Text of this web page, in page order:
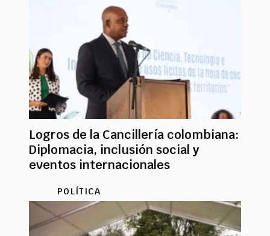
Logros de la Cancillería colombiana:
Diplomacia, inclusión social y
eventos internacionales
POLÍTICA